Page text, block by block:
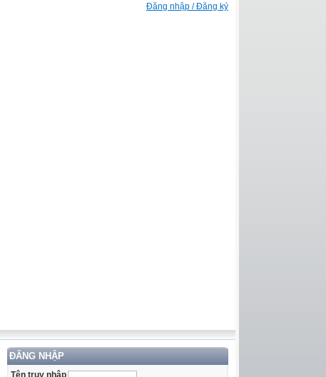
Đăng nhập / Đăng ký
ĐĂNG NHẬP
Tên truy nhập